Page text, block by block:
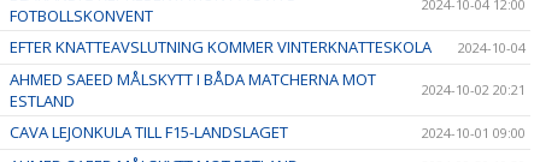
FOTBOLLSKONVENT
2024-10-04 12:00
EFTER KNATTEAVSLUTNING KOMMER VINTERKNATTESKOLA 2024-10-04
AHMED SAEED MÅLSKYTT I BÅDA MATCHERNA MOT
ESTLAND
2024-10-02 20:21
CAVA LEJONKULA TILL F15-LANDSLAGET 2024-10-01 09:00